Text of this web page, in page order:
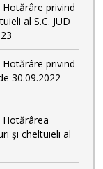
privind
al S.C. JUD
privind
30.09.2022
Hotărârea
și cheltuieli al